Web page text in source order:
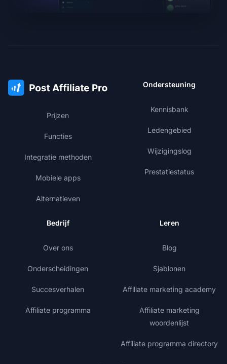
Prijzen
Functies
Integratie methoden
Mobiele apps
Alternatieven
Ondersteuning
Kennisbank
Ledengebied
Wijzigingslog
Prestatiestatus
Bedrijf
Over ons
Onderscheidingen
Succesverhalen
Affiliate programma
Leren
Blog
Sjablonen
Affiliate marketing academy
Affiliate marketing
woordenlijst
Affiliate programma directory